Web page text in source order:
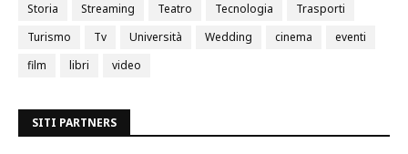
Storia
Streaming Teatro Tecnologia
Trasporti
Turismo
Tv Università Wedding cinema
eventi
film
libri video
SITI PARTNERS